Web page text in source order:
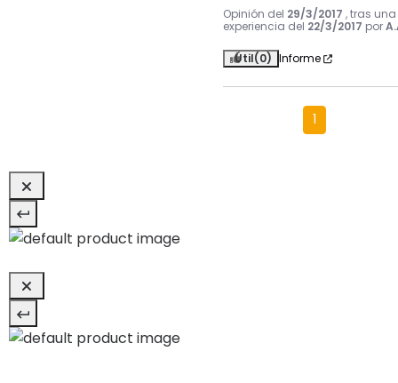
Opinión del 29/3/2017 , tras una
experiencia del 22/3/2017 por
Útil(0) Informe
1